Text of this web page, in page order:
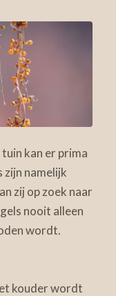
kan er prima
namelijk
zij op zoek naar
nooit alleen
wordt.
kouder wordt